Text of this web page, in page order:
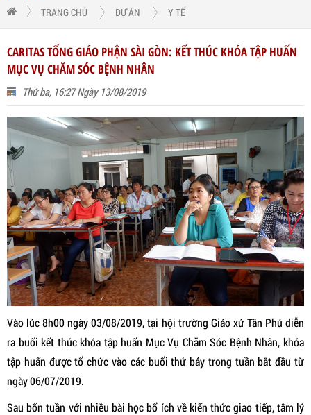
TRANG CHỦ DỰ ÁN Y TẾ
CARITAS TỔNG GIÁO PHẬN SÀI GÒN: KẾT THÚC KHÓA TẬP HUẤN
MỤC VỤ CHĂM SÓC BỆNH NHÂN
Thứ ba, 16:27 Ngày 13/08/2019
Vào lúc 8h00 ngày 03/08/2019, tại hội trường Giáo xứ Tân Phú diễn
ra buổi kết thúc khóa tập huấn Mục Vụ Chăm Sóc Bệnh Nhân, khóa
tập huấn được tổ chức vào các buổi thứ bảy trong tuần bắt đầu từ
ngày 06/07/2019.
Sau bốn tuần với nhiều bài học bổ ích về kiến thức giao tiếp, tâm lý